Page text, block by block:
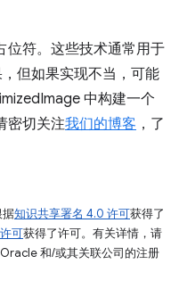
位符。这些技术通常用于
但如果实现不当，可能
中构建一个
密切关注我们的博客 ，了
据知识共享署名 4.0 许可获得了
可获得了许可。有关详情，请
和/或其关联公司的注册